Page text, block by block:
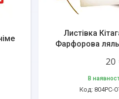
Листівка
Фарфорова
20
В
804PC-